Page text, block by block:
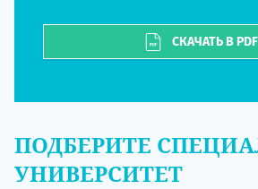
СКАЧАТЬ В PDF
ПОДБЕРИТЕ
УНИВЕРСИТЕТ